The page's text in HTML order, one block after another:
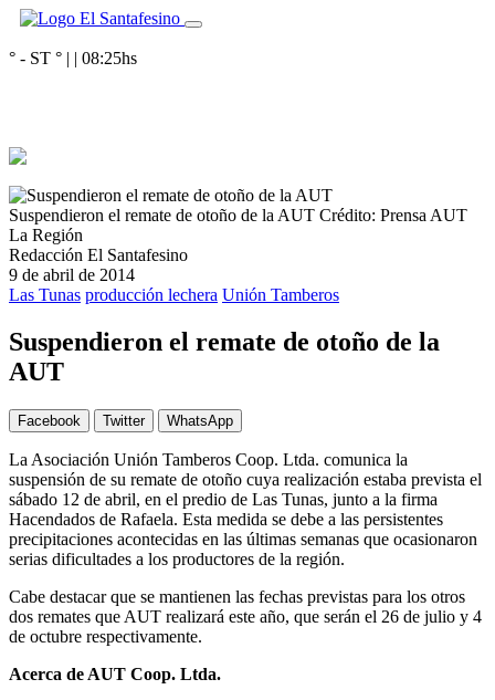
° - ST ° | | 08:25hs
Suspendieron el remate de otoño de la AUT Crédito: Prensa AUT
La Región
Redacción El Santafesino
9 de abril de 2014
Las Tunas producción lechera Unión Tamberos
Suspendieron el remate de otoño de la
AUT
Facebook Twitter WhatsApp
La Asociación Unión Tamberos Coop. Ltda. comunica la
suspensión de su remate de otoño cuya realización estaba prevista el
sábado 12 de abril, en el predio de Las Tunas, junto a la firma
Hacendados de Rafaela. Esta medida se debe a las persistentes
precipitaciones acontecidas en las últimas semanas que ocasionaron
serias dificultades a los productores de la región.
Cabe destacar que se mantienen las fechas previstas para los otros
dos remates que AUT realizará este año, que serán el 26 de julio y 4
de octubre respectivamente.
Acerca de AUT Coop. Ltda.